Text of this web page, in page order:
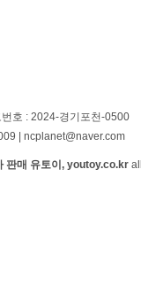
호 : 2024-경기포천-0500
| ncplanet@naver.com
판매 유토이, youtoy.co.kr